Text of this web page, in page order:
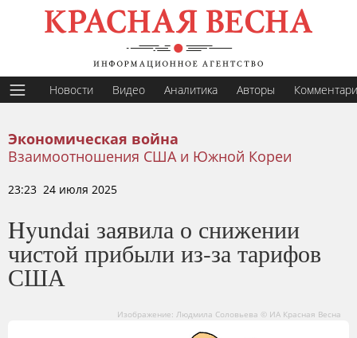
Новости Видео Аналитика Авторы
Экономическая война
Взаимоотношения США и Южной Кореи
23:23 24 июля 2025
Hyundai заявила о снижении
чистой прибыли из-за тарифов
США
Изображение: Людмила Соловьева © ИА Красная Весна